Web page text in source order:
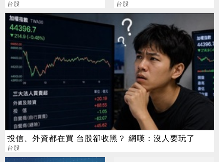
旺季到來，雙成長引擎啟
動
台股
營收1.05億元，重拾成長
動能
台股
投信、外資都在買 台股卻收黑？ 網嘆：沒人要玩了
台股